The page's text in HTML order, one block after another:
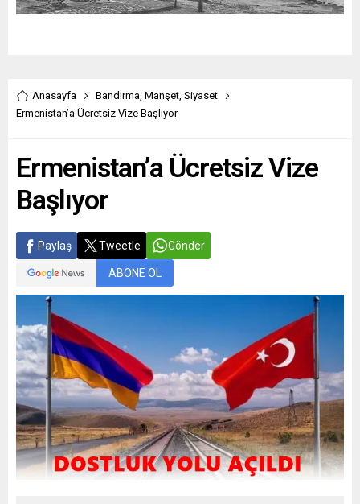
Anasayfa Bandırma, Manşet, Siyaset
Ermenistan’a Ücretsiz Vize Başlıyor
Ermenistan’a Ücretsiz Vize
Başlıyor
Paylaş Tweetle Gönder
ABONE OL